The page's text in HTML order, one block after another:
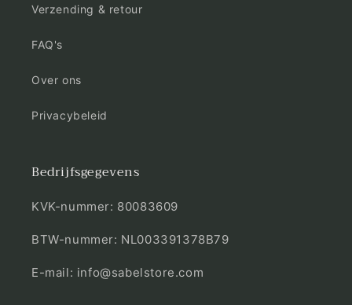
Verzending & retour
FAQ's
Over ons
Privacybeleid
Bedrijfsgegevens
KVK-nummer: 80083609
BTW-nummer: NL003391378B79
E-mail: info@sabelstore.com